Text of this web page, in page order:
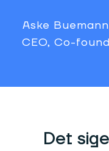
Aske
CEO, Co-
Det